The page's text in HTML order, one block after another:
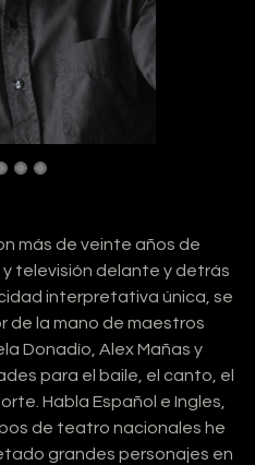
más de veinte años de
televisión delante y detrás
interpretativa única, se
de la mano de maestros
Donadío, Alex Mañas y
para el baile, el canto, el
Habla Español e Ingles,
de teatro nacionales he
grandes personajes en